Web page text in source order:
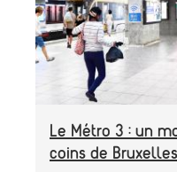
et
en
ligne
Le Métro 3 : un
coins de Bruxelles